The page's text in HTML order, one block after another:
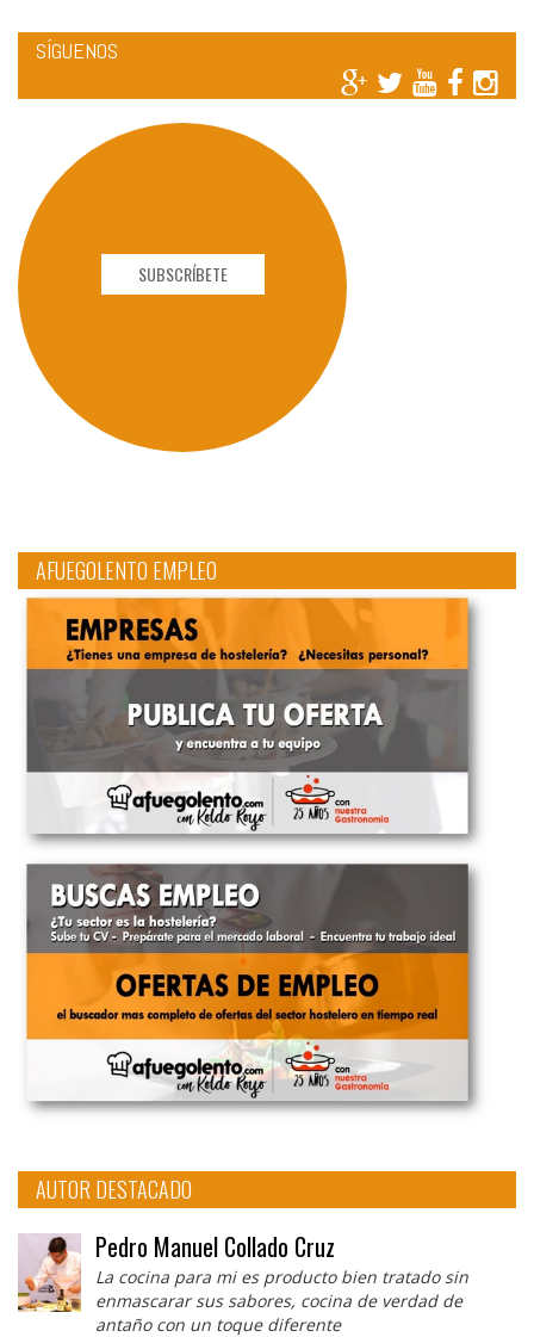
SÍGUENOS
SUBSCRÍBETE
AFUEGOLENTO EMPLEO
AUTOR DESTACADO
Pedro Manuel Collado Cruz
La cocina para mi es producto bien tratado sin
enmascarar sus sabores, cocina de verdad de
antaño con un toque diferente